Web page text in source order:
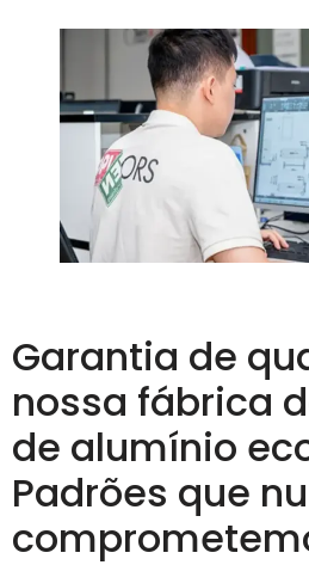
Garantia de
nossa fábrica
de alumínio
Padrões que